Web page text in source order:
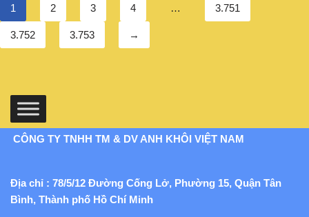
1 2 3 4 … 3.751
3.752 3.753 →
CÔNG TY TNHH TM & DV ANH KHÔI VIỆT NAM
Địa chỉ : 78/5/12 Đường Cống Lở, Phường 15, Quận Tân
Bình, Thành phố Hồ Chí Minh